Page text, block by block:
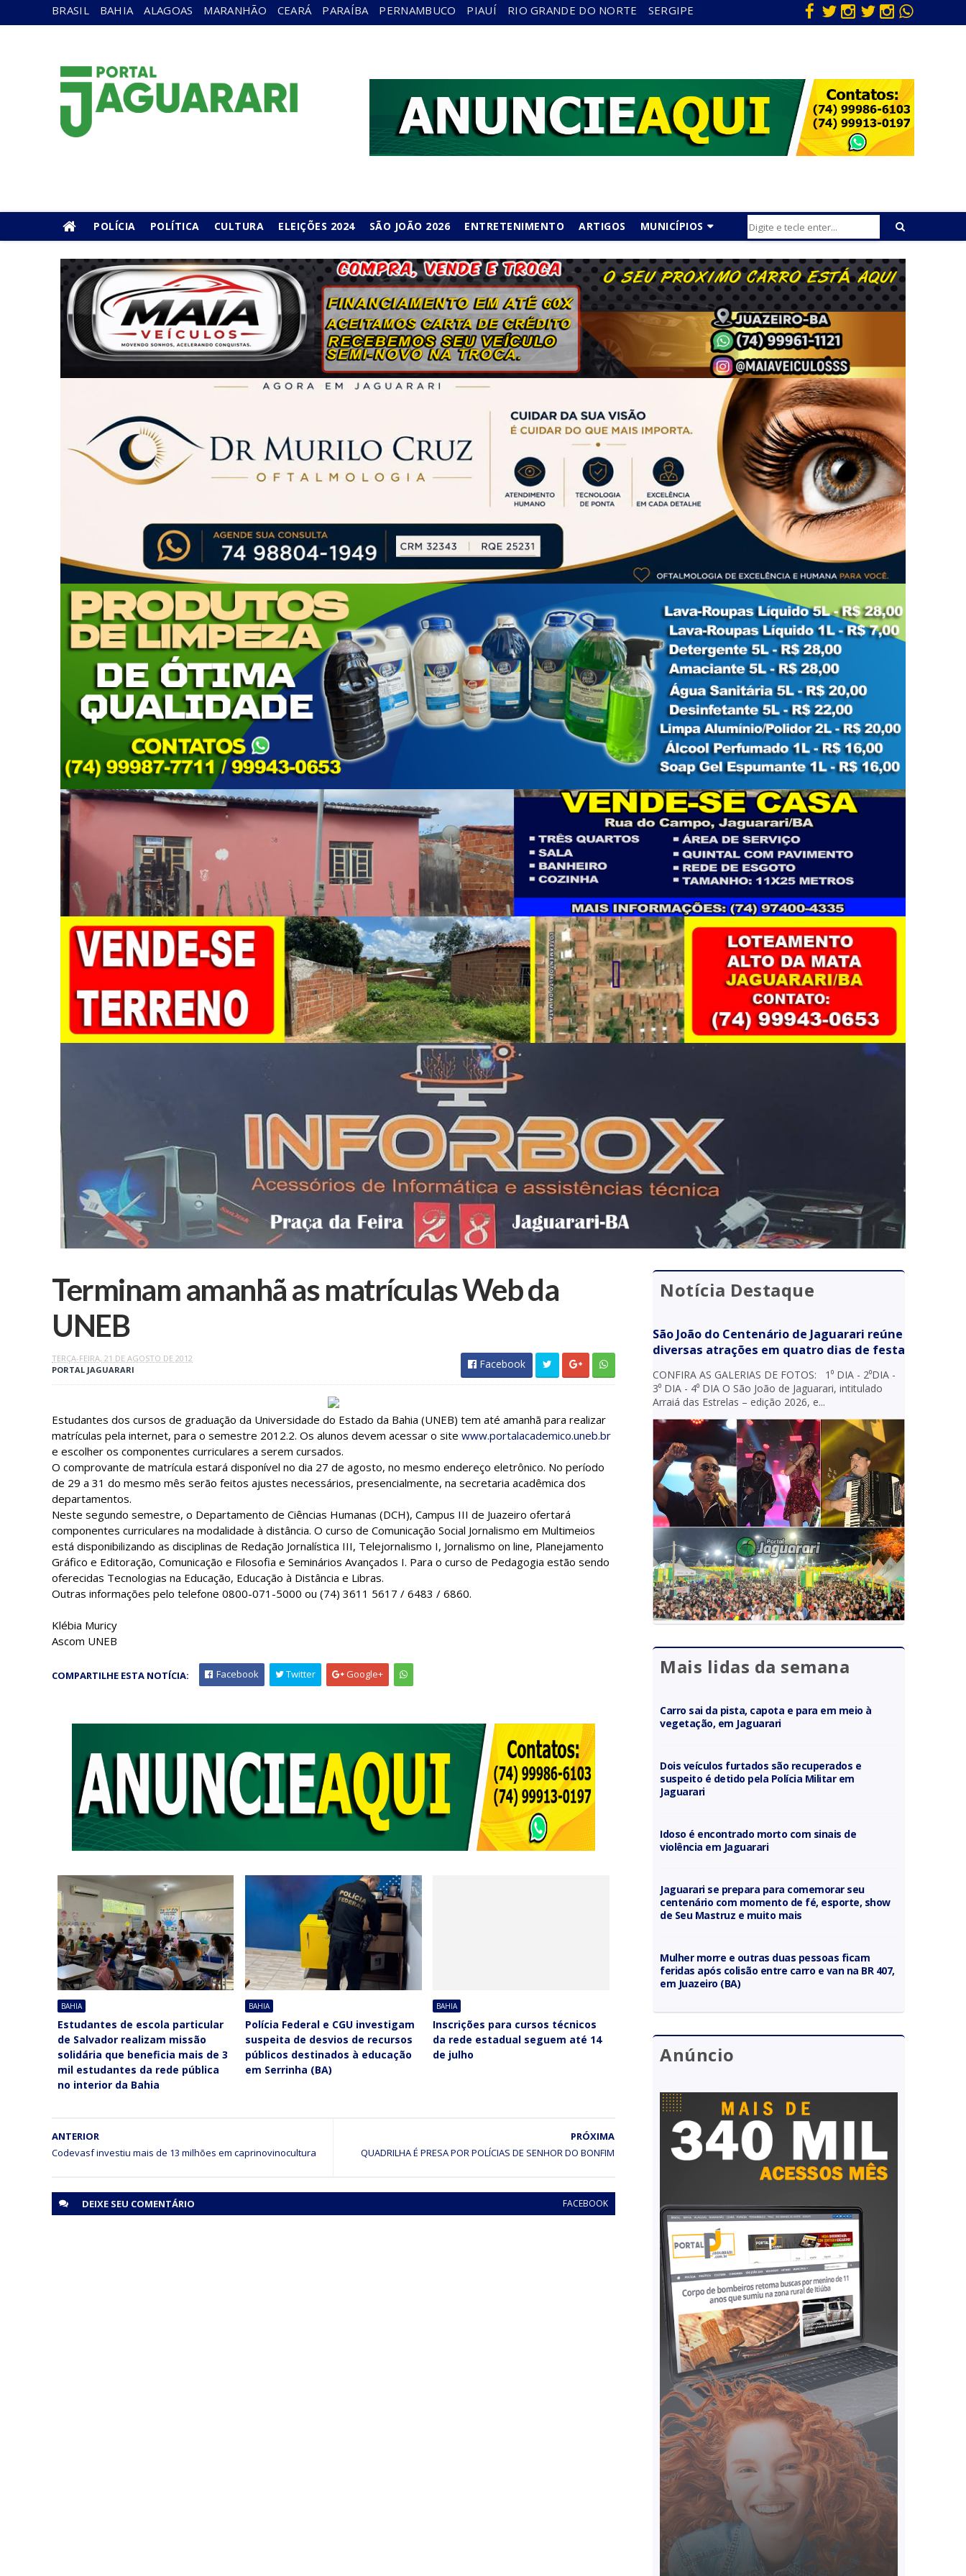
BRASIL BAHIA ALAGOAS MARANHÃO CEARÁ PARAÍBA PERNAMBUCO PIAUÍ RIO GRANDE DO NORTE SERGIPE
POLÍCIA POLÍTICA CULTURA ELEIÇÕES 2024 SÃO JOÃO 2026 ENTRETENIMENTO ARTIGOS MUNICÍPIOS
Terminam amanhã as matrículas Web da
UNEB‏
TERÇA-FEIRA, 21 DE AGOSTO DE 2012
PORTAL JAGUARARI
Facebook
Estudantes dos cursos de graduação da Universidade do Estado da Bahia (UNEB) tem até amanhã para realizar
matrículas pela internet, para o semestre 2012.2. Os alunos devem acessar o site www.portalacademico.uneb.br
e escolher os componentes curriculares a serem cursados.
O comprovante de matrícula estará disponível no dia 27 de agosto, no mesmo endereço eletrônico. No período
de 29 a 31 do mesmo mês serão feitos ajustes necessários, presencialmente, na secretaria acadêmica dos
departamentos.
Neste segundo semestre, o Departamento de Ciências Humanas (DCH), Campus III de Juazeiro ofertará
componentes curriculares na modalidade à distância. O curso de Comunicação Social Jornalismo em Multimeios
está disponibilizando as disciplinas de Redação Jornalística III, Telejornalismo I, Jornalismo on line, Planejamento
Gráfico e Editoração, Comunicação e Filosofia e Seminários Avançados I. Para o curso de Pedagogia estão sendo
oferecidas Tecnologias na Educação, Educação à Distância e Libras.
Outras informações pelo telefone 0800-071-5000 ou (74) 3611 5617 / 6483 / 6860.
Klébia Muricy
Ascom UNEB
COMPARTILHE ESTA NOTÍCIA: Facebook Twitter Google+
BAHIA
Estudantes de escola particular
de Salvador realizam missão
solidária que beneficia mais de 3
mil estudantes da rede pública
no interior da Bahia
BAHIA
Polícia Federal e CGU investigam
suspeita de desvios de recursos
públicos destinados à educação
em Serrinha (BA)
BAHIA
Inscrições para cursos técnicos
da rede estadual seguem até 14
de julho
PRÓXIMA
QUADRILHA É PRESA POR POLÍCIAS DE SENHOR DO BONFIM
ANTERIOR
DEIXE SEU COMENTÁRIO FACEBOOK
Notícia Destaque
São João do Centenário de Jaguarari reúne
diversas atrações em quatro dias de festa
CONFIRA AS GALERIAS DE FOTOS: 1⁰ DIA - 2⁰DIA -
3⁰ DIA - 4⁰ DIA O São João de Jaguarari, intitulado
Arraiá das Estrelas – edição 2026, e...
Mais lidas da semana
Carro sai da pista, capota e para em meio à
vegetação, em Jaguarari
Dois veículos furtados são recuperados e
suspeito é detido pela Polícia Militar em
Jaguarari
Idoso é encontrado morto com sinais de
violência em Jaguarari
Jaguarari se prepara para comemorar seu
centenário com momento de fé, esporte, show
de Seu Mastruz e muito mais
Mulher morre e outras duas pessoas ficam
feridas após colisão entre carro e van na BR 407,
em Juazeiro (BA)
Anúncio